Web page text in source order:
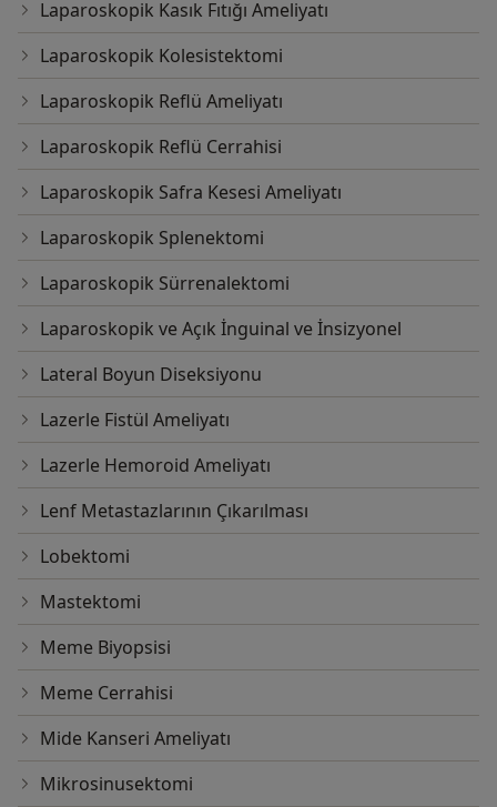
Laparoskopik Kasık Fıtığı Ameliyatı
Laparoskopik Kolesistektomi
Laparoskopik Reflü Ameliyatı
Laparoskopik Reflü Cerrahisi
Laparoskopik Safra Kesesi Ameliyatı
Laparoskopik Splenektomi
Laparoskopik Sürrenalektomi
Laparoskopik ve Açık İnguinal ve İnsizyonel
Lateral Boyun Diseksiyonu
Lazerle Fistül Ameliyatı
Lazerle Hemoroid Ameliyatı
Lenf Metastazlarının Çıkarılması
Lobektomi
Mastektomi
Meme Biyopsisi
Meme Cerrahisi
Mide Kanseri Ameliyatı
Mikrosinusektomi